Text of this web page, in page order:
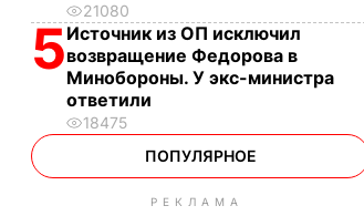
21080
5Источник из ОП исключил
возвращение Федорова в
Минобороны. У экс-министра
ответили
18475
ПОПУЛЯРНОЕ
РЕКЛАМА